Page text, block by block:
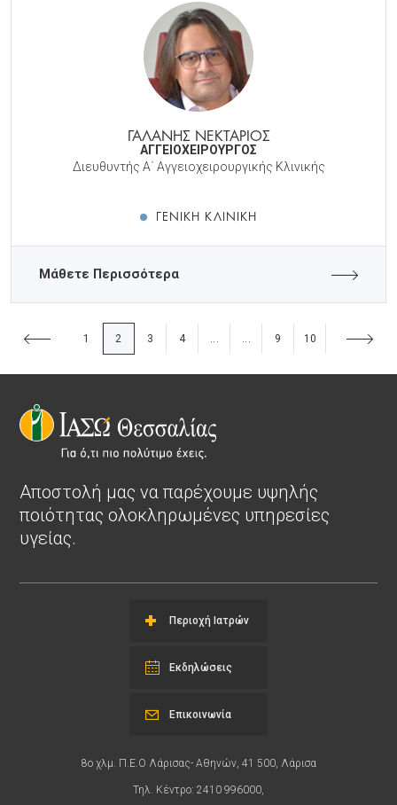
ΓΑΛΑΝΗΣ ΝΕΚΤΑΡΙΟΣ
ΑΓΓΕΙΟΧΕΙΡΟΥΡΓΟΣ
Διευθυντής Α΄ Αγγειοχειρουργικής Κλινικής
ΓΕΝΙΚΉ ΚΛΙΝΙΚΉ
Μάθετε Περισσότερα
1 2 3 4 ... ... 9 10
Αποστολή μας να παρέχουμε υψηλής
ποιότητας ολοκληρωμένες υπηρεσίες
υγείας.
Περιοχή Ιατρών
Εκδηλώσεις
8ο χλμ. Π.Ε.Ο Λάρισας- Αθηνών, 41 500, Λάρισα
Τηλ. Κέντρο: 2410 996000,
Επικοινωνία